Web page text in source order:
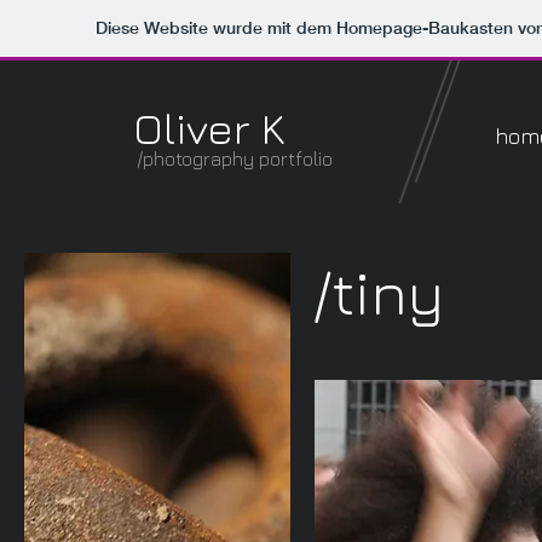
Diese Website wurde mit dem Homepage-Baukasten
Oliver K
/photography portfolio
/tiny